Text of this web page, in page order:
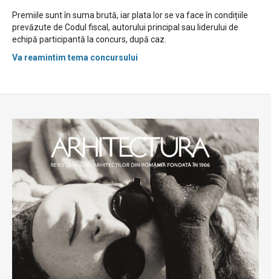
Premiile sunt în suma brută, iar plata lor se va face în condițiile
prevăzute de Codul fiscal, autorului principal sau liderului de
echipă participantă la concurs, după caz.
Va reamintim tema concursului